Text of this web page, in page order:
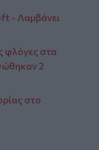
- Λαμβάνει
φλόγες στα
2
στο